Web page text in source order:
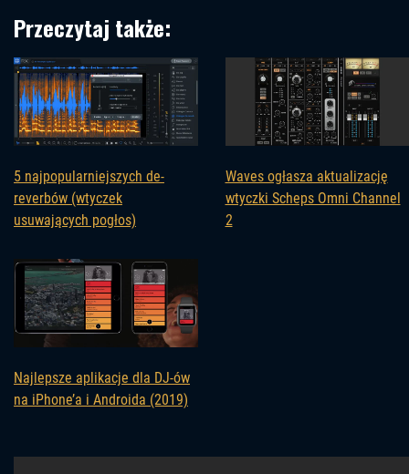
Przeczytaj także:
5 najpopularniejszych de-
reverbów (wtyczek
usuwających pogłos)
Waves ogłasza aktualizację
wtyczki Scheps Omni Channel
2
Najlepsze aplikacje dla DJ-ów
na iPhone’a i Androida (2019)